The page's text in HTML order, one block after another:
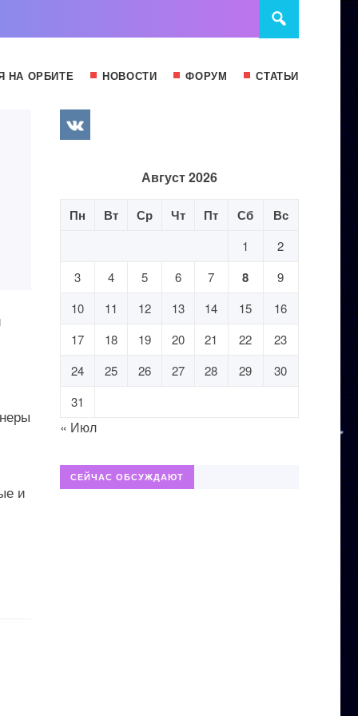
НА ОРБИТЕ НОВОСТИ ФОРУМ СТАТЬИ
и
Август 2026
Пн Вт Ср Чт Пт Сб Вс
1
2
3
4 5 6 7 8
9
10
11 12 13 14 15
16
17
18 19 20 21 22
23
24
25 26 27 28 29
30
31
« Июл
СЕЙЧАС ОБСУЖДАЮТ